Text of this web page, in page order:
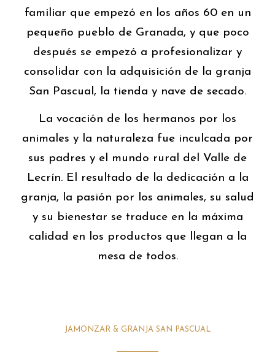
familiar que empezó en los años 60 en un
pequeño pueblo de Granada, y que poco
después se empezó a profesionalizar y
consolidar con la adquisición de la granja
San Pascual, la tienda y nave de secado.
La vocación de los hermanos por los
animales y la naturaleza fue inculcada por
sus padres y el mundo rural del Valle de
Lecrín. El resultado de la dedicación a la
granja, la pasión por los animales, su salud
y su bienestar se traduce en la máxima
calidad en los productos que llegan a la
mesa de todos.
JAMONZAR & GRANJA SAN PASCUAL